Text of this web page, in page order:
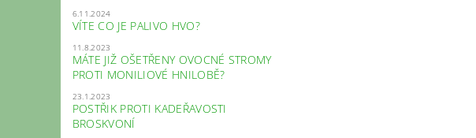
6.11.2024
VÍTE CO JE PALIVO HVO?
11.8.2023
MÁTE JIŽ OŠETŘENY OVOCNÉ STROMY
PROTI MONILIOVÉ HNILOBĚ?
23.1.2023
POSTŘIK PROTI KADEŘAVOSTI
BROSKVONÍ